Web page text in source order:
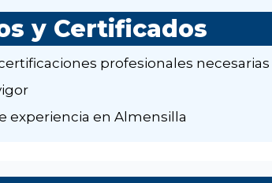
y Certificados
profesionales necesarias
experiencia en Almensilla